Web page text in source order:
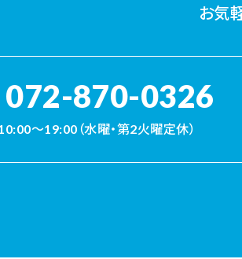
お気
072-870-0326
～19:00（水曜・第2火曜定休）